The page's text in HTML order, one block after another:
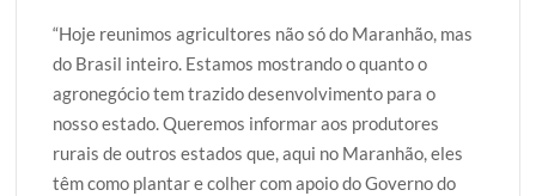
“Hoje reunimos agricultores não só do Maranhão, mas
do Brasil inteiro. Estamos mostrando o quanto o
agronegócio tem trazido desenvolvimento para o
nosso estado. Queremos informar aos produtores
rurais de outros estados que, aqui no Maranhão, eles
têm como plantar e colher com apoio do Governo do